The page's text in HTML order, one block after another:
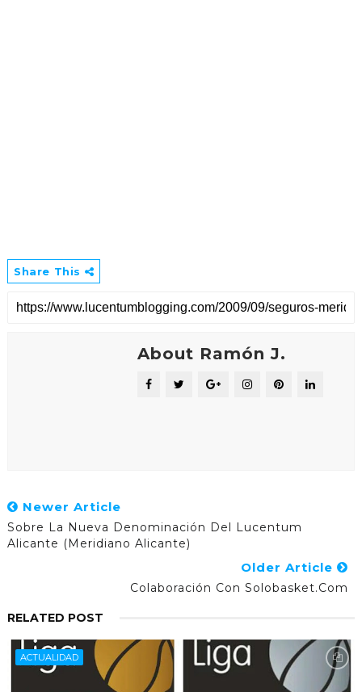
Share This
About Ramón J.
Newer Article
Sobre La Nueva Denominación Del Lucentum
Alicante (Meridiano Alicante)
Older Article
Colaboración Con Solobasket.com
RELATED POST
ACTUALIDAD